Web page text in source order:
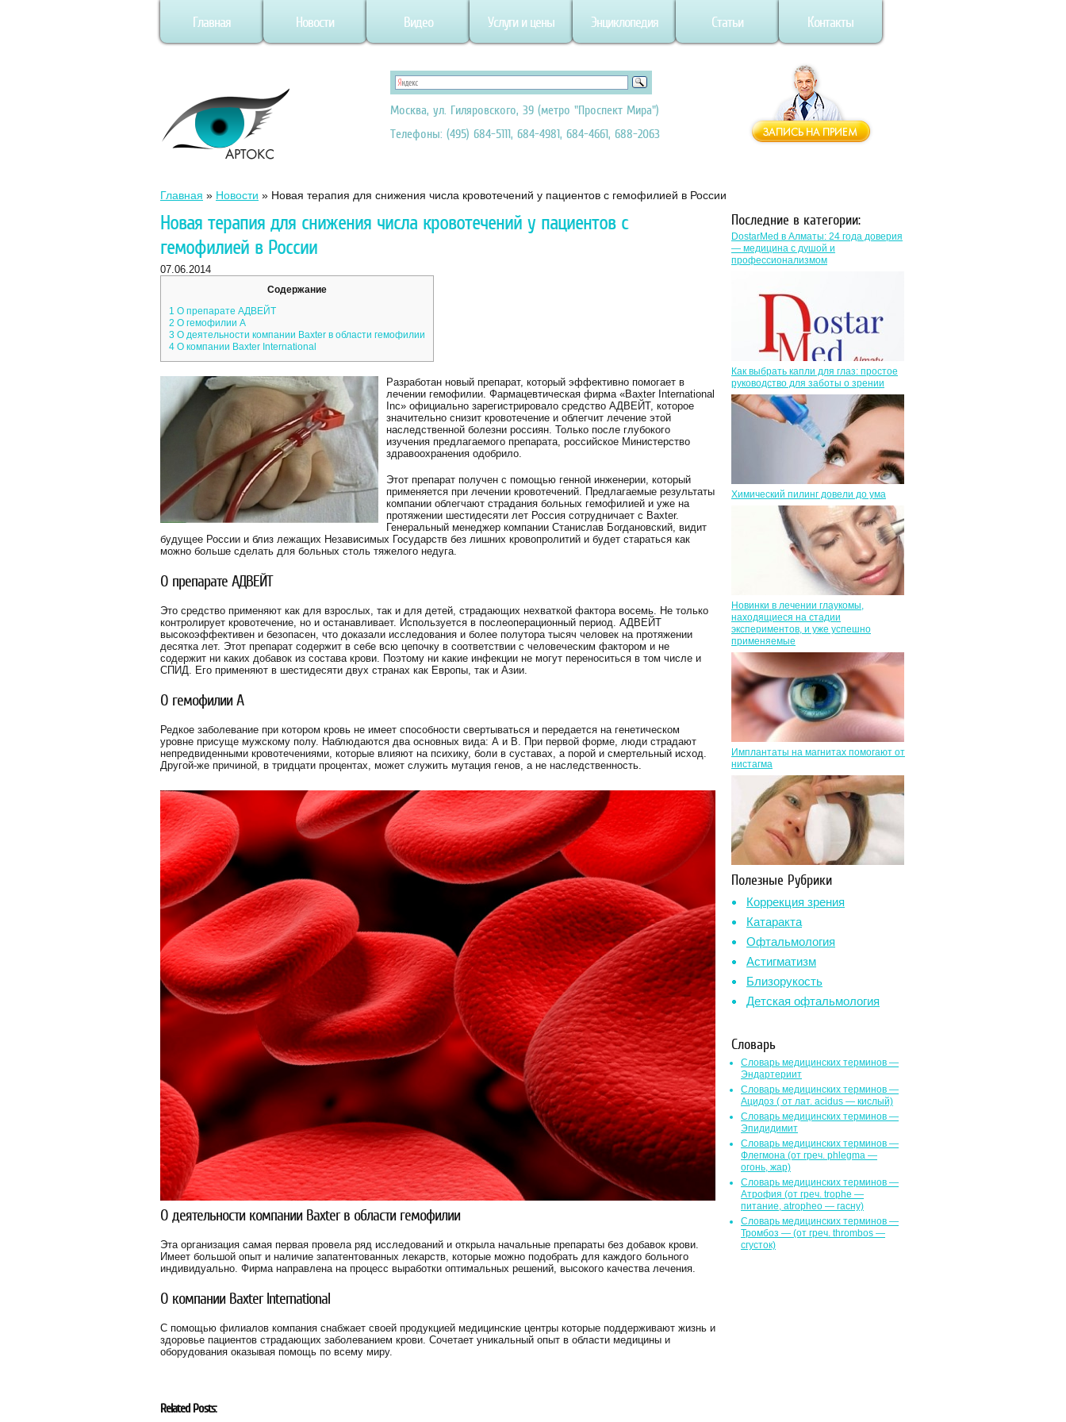
Главная Новости Видео Услуги и цены Энциклопедия Статьи Контакты
Москва, ул. Гиляровского, 39 (метро "Проспект Мира")
Телефоны: (495) 684-5111, 684-4981, 684-4661, 688-2063
Главная » Новости » Новая терапия для снижения числа кровотечений у пациентов с гемофилией в России
Новая терапия для снижения числа кровотечений у пациентов с
гемофилией в России
07.06.2014
Содержание
1 О препарате АДВЕЙТ
2 О гемофилии А
3 О деятельности компании Baxter в области гемофилии
4 О компании Baxter International
Разработан новый препарат, который эффективно помогает в
лечении гемофилии. Фармацевтическая фирма «Baxter International
Inc» официально зарегистрировало средство АДВЕЙТ, которое
значительно снизит кровотечение и облегчит лечение этой
наследственной болезни россиян. Только после глубокого
изучения предлагаемого препарата, российское Министерство
здравоохранения одобрило.
Этот препарат получен с помощью генной инженерии, который
применяется при лечении кровотечений. Предлагаемые результаты
компании облегчают страдания больных гемофилией и уже на
протяжении шестидесяти лет Россия сотрудничает с Baxter.
Генеральный менеджер компании Станислав Богдановский, видит
будущее России и близ лежащих Независимых Государств без лишних кровопролитий и будет стараться как
можно больше сделать для больных столь тяжелого недуга.
О препарате АДВЕЙТ
Это средство применяют как для взрослых, так и для детей, страдающих нехваткой фактора восемь. Не только
контролирует кровотечение, но и останавливает. Используется в послеоперационный период. АДВЕЙТ
высокоэффективен и безопасен, что доказали исследования и более полутора тысяч человек на протяжении
десятка лет. Этот препарат содержит в себе всю цепочку в соответствии с человеческим фактором и не
содержит ни каких добавок из состава крови. Поэтому ни какие инфекции не могут переноситься в том числе и
СПИД. Его применяют в шестидесяти двух странах как Европы, так и Азии.
О гемофилии А
Редкое заболевание при котором кровь не имеет способности свертываться и передается на генетическом
уровне присуще мужскому полу. Наблюдаются два основных вида: А и В. При первой форме, люди страдают
непредвиденными кровотечениями, которые влияют на психику, боли в суставах, а порой и смертельный исход.
Другой-же причиной, в тридцати процентах, может служить мутация генов, а не наследственность.
О деятельности компании Baxter в области гемофилии
Эта организация самая первая провела ряд исследований и открыла начальные препараты без добавок крови.
Имеет большой опыт и наличие запатентованных лекарств, которые можно подобрать для каждого больного
индивидуально. Фирма направлена на процесс выработки оптимальных решений, высокого качества лечения.
О компании Baxter International
С помощью филиалов компания снабжает своей продукцией медицинские центры которые поддерживают жизнь и
здоровье пациентов страдающих заболеванием крови. Сочетает уникальный опыт в области медицины и
оборудования оказывая помощь по всему миру.
Related Posts:
Последние в категории:
DostarMed в Алматы: 24 года доверия
— медицина с душой и
профессионализмом
Как выбрать капли для глаз: простое
руководство для заботы о зрении
Химический пилинг довели до ума
Новинки в лечении глаукомы,
находящиеся на стадии
экспериментов, и уже успешно
применяемые
Имплантаты на магнитах помогают от
нистагма
Полезные Рубрики
Коррекция зрения
Катаракта
Офтальмология
Астигматизм
Близорукость
Детская офтальмология
Словарь
Словарь медицинских терминов —
Эндартериит
Словарь медицинских терминов —
Ацидоз ( от лат. асidus — кислый)
Словарь медицинских терминов —
Эпидидимит
Словарь медицинских терминов —
Флегмона (от гpeч. phlegma —
огонь, жар)
Словарь медицинских терминов —
Атрофия (от греч. trophe —
питание, atropheo — гасну)
Словарь медицинских терминов —
Тромбоз — (от греч. thrombos —
сгусток)